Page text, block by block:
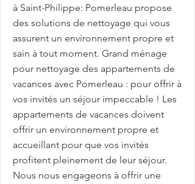
à Saint-Philippe: Pomerleau propose
des solutions de nettoyage qui vous
assurent un environnement propre et
sain à tout moment. Grand ménage
pour nettoyage des appartements de
vacances avec Pomerleau : pour offrir à
vos invités un séjour impeccable ! Les
appartements de vacances doivent
offrir un environnement propre et
accueillant pour que vos invités
profitent pleinement de leur séjour.
Nous nous engageons à offrir une